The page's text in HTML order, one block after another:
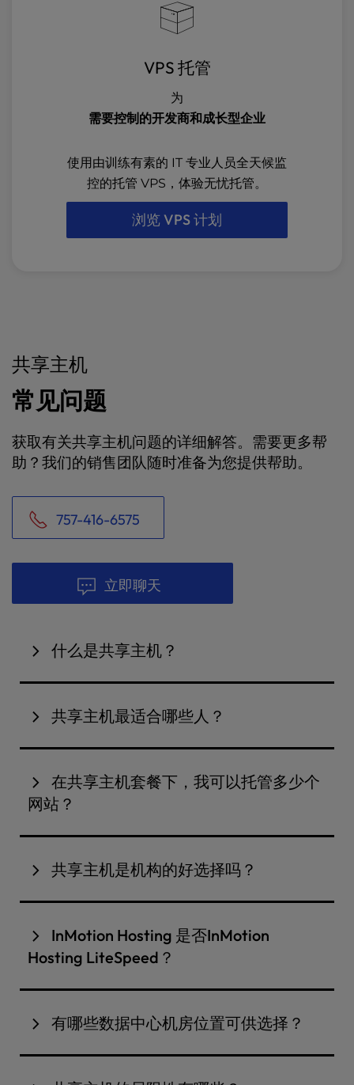
VPS 托管
为
需要控制的开发商和成长型企业
使用由训练有素的 IT 专业人员全天候监
控的托管 VPS，体验无忧托管。
浏览 VPS 计划
共享主机
常见问题
获取有关共享主机问题的详细解答。需要更多帮
助？我们的销售团队随时准备为您提供帮助。
757-416-6575
立即聊天
什么是共享主机？
共享主机是一种虚拟主机解决方案，多个网站在一台
具有成本效益的选择。使用共享主机，您的网站与其
他网站共用同一服务器基础设施，而主机提供商负责
共享主机最适合哪些人？
如果您正在上线新网站、运营流量可预测的商业网
立服务器的额外开销，那么共享主机是您的理想选
择。Pro套餐进一步满足了成长中代理机构的需求，
户网站。
如果您正在运营一家访问量巨大的电商网站、一个资
常超过 50 万的网站， VPS 主机服务可为您提供专属
资源和更大的控制权。
在共享主机套餐下，我可以托管多少个
网站？
您在共享主机套餐中可以托管的网站数量因所选套餐
支持 10 个，Pro 套餐则最多可支持 40 个网站。Pro
套餐还包含 WHM 访问权限和多账户隔离功能，因此
用的选择。
共享主机是机构的好选择吗？
Pro 套餐正是为这种使用场景量身打造的。它支持在
包含用于账户级管理的 WHM 访问权限，并配备一个
专用 IP 地址。这种账户隔离至关重要：它既能确保客
站的代理机构而言，该套餐能够干净利落地满足其核
InMotion Hosting 是否InMotion
Hosting LiteSpeed？
不。InMotion 并未使用 LiteSpeed，这是经过深思
器。使用该服务器的托管服务提供商必须遵守其许可
条款，这限制了他们针对单个客户环境对该服务器进
有哪些数据中心机房位置可供选择？
InMotion 在弗吉尼亚州、加利福尼亚州以及荷兰阿